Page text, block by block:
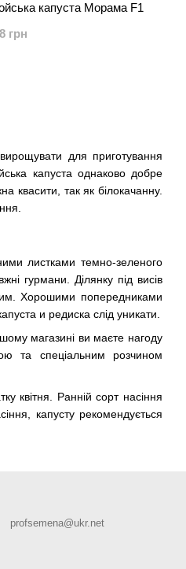
для приготування
капуста однаково добре
квасити, так як білокачанну.
листками темно-зеленого
гурмани. Ділянку під висів
Хорошими попередниками
и редиска слід уникати.
магазині ви маєте нагоду
та спеціальним розчином
квітня. Ранній сорт насіння
капусту рекомендується
капуста Морама F1
грн
profsemena@ukr.net